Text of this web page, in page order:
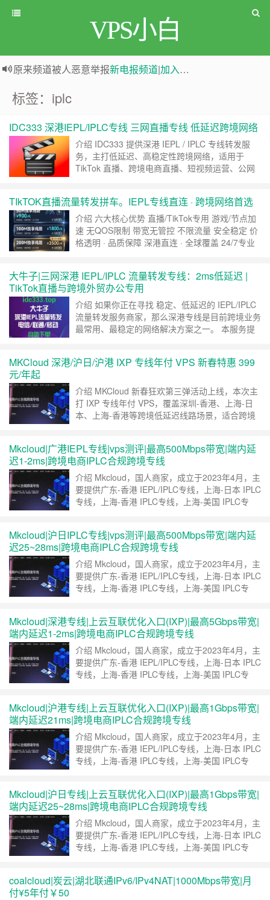
VPS小白
原来频道被人恶意举报新电报频道|加入电报群
标签：iplc
IDC333 深港IEPL/IPLC专线 三网直播专线 低延迟跨境网络
介绍 IDC333 提供深港 IEPL / IPLC 专线转发服
务，主打低延迟、高稳定性跨境网络，适用于
TikTok 直播、跨境电商直播、短视频运营、公网
信 IPLC / IX 等线路方案，整体延迟表现优秀，端
内延迟最低可达 2ms。 官网 直达官网 套……继
续阅读 »
TIkTOK直播流量转发拼车。IEPL专线直连 · 跨境网络首选
介绍 六大核心优势 直播/TikTok专用 游戏/节点加
速 无QOS限制 带宽无管控 不限流量 安全稳定 价
格透明 · 品质保障 深港直连 · 全球覆盖 24/7专业
过： ❌ 画面卡顿，粉丝流失 ❌ 互动延迟，回复错
过 ❌ 网络波动，直播中断 ❌ 流量告急，被迫下
播……继续阅读 »
大牛子|三网深港 IEPL/IPLC 流量转发专线：2ms低延迟 |
TikTok直播与跨境外贸办公专用
介绍 如果你正在寻找 稳定、低延迟的 IEPL/IPLC
流量转发服务商家，那么深港专线是目前跨境业务
最常用、最稳定的网络解决方案之一。 本服务提
输 等高要求场景优化。相比普通公网中转线路，
少网络拥堵……继续阅读 »
MKCloud 深港/沪日/沪港 IXP 专线年付 VPS 新春特惠 399
元/年起
介绍 MKCloud 新春狂欢第三弹活动上线，本次主
打 IXP 专线年付 VPS，覆盖深圳-香港、上海-日
本、上海-香港等跨境低延迟线路场景，适合跨境
量设计，适用于轻量业务与长期稳定部署。 官网
直达官网 套餐详情 深港 IXP 小流量年付专线（限
量） 线路：……继续阅读 »
Mkcloud|广港IEPL专线|vps测评|最高500Mbps带宽|端内延
迟1-2ms|跨境电商IPLC合规跨境专线
介绍 Mkcloud，国人商家，成立于2023年4月，主
要提供广东-香港 IEPL/IPLC专线，上海-日本 IPLC
专线，上海-香港 IPLC专线，上海-美国 IPLC专
信、厦门BGP、上云互联优化入口(IXP)、广东移
动、广东电信、广东三线，凭借其专线优势，……
继续阅读 »
Mkcloud|沪日IPLC专线|vps测评|最高500Mbps带宽|端内延
迟25~28ms|跨境电商IPLC合规跨境专线
介绍 Mkcloud，国人商家，成立于2023年4月，主
要提供广东-香港 IEPL/IPLC专线，上海-日本 IPLC
专线，上海-香港 IPLC专线，上海-美国 IPLC专
信、厦门BGP、上云互联优化入口(IXP)、广东移
动、广东电信、广东三线，凭借其专线优势，……
继续阅读 »
Mkcloud|深港专线|上云互联优化入口(IXP)|最高5Gbps带宽|
端内延迟1-2ms|跨境电商IPLC合规跨境专线
介绍 Mkcloud，国人商家，成立于2023年4月，主
要提供广东-香港 IEPL/IPLC专线，上海-日本 IPLC
专线，上海-香港 IPLC专线，上海-美国 IPLC专
信、厦门BGP、上云互联优化入口(IXP)、广东移
动、广东电信、广东三线，凭借其专线优势，……
继续阅读 »
Mkcloud|沪港专线|上云互联优化入口(IXP)|最高1Gbps带宽|
端内延迟21ms|跨境电商IPLC合规跨境专线
介绍 Mkcloud，国人商家，成立于2023年4月，主
要提供广东-香港 IEPL/IPLC专线，上海-日本 IPLC
专线，上海-香港 IPLC专线，上海-美国 IPLC专
信、厦门BGP、上云互联优化入口(IXP)、广东移
动、广东电信、广东三线，凭借其专线优势，……
继续阅读 »
Mkcloud|沪日专线|上云互联优化入口(IXP)|最高1Gbps带宽|
端内延迟25~28ms|跨境电商IPLC合规跨境专线
介绍 Mkcloud，国人商家，成立于2023年4月，主
要提供广东-香港 IEPL/IPLC专线，上海-日本 IPLC
专线，上海-香港 IPLC专线，上海-美国 IPLC专
信、厦门BGP、上云互联优化入口(IXP)、广东移
coalcloud|炭云|湖北联通IPv6/IPv4NAT|1000Mbps带宽|月
付¥5年付￥50